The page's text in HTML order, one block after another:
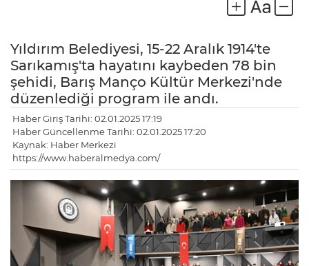
Yıldırım Belediyesi, 15-22 Aralık 1914'te
Sarıkamış'ta hayatını kaybeden 78 bin
şehidi, Barış Manço Kültür Merkezi'nde
düzenlediği program ile andı.
Haber Giriş Tarihi: 02.01.2025 17:19
Haber Güncellenme Tarihi: 02.01.2025 17:20
Kaynak: Haber Merkezi
https://www.haberalmedya.com/